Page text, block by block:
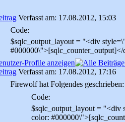
Verfasst am: 17.08.2012, 15:03
Code:
$sqlc_output_layout = "<div
Verfasst am: 17.08.2012, 17:16
Firewolf hat Folgendes geschrieben:
Code:
$sqlc_output_layout = "<div
color: